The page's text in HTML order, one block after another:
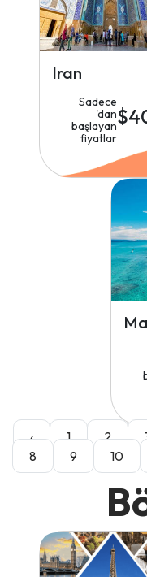
Iran
Sadece
'dan
başlayan
fiyatlar
‹ 1 2
8
9 10